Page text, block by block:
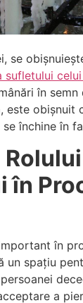
se
sufletului
în
este
închine în
în
în
un spațiu
a